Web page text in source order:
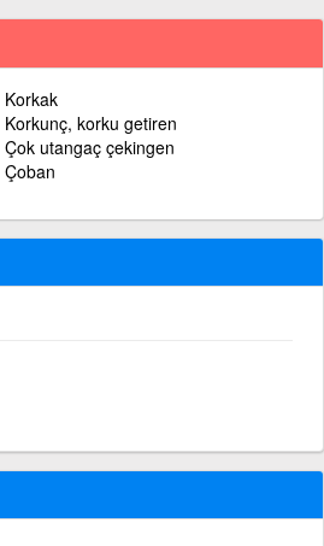
Korkak
Korkunç, korku getiren
Çok utangaç çekingen
Çoban